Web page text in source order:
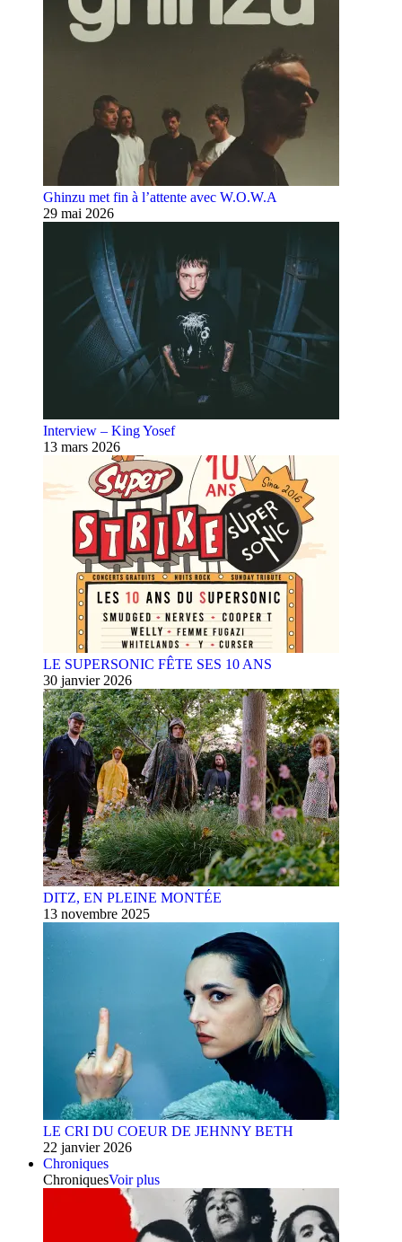
Ghinzu met fin à l’attente avec W.O.W.A
29 mai 2026
Interview – King Yosef
13 mars 2026
LE SUPERSONIC FÊTE SES 10 ANS
30 janvier 2026
DITZ, EN PLEINE MONTÉE
13 novembre 2025
LE CRI DU COEUR DE JEHNNY BETH
22 janvier 2026
Chroniques
ChroniquesVoir plus